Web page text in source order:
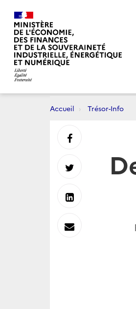
Accueil Trésor-Info
Partager
sur
Partager
sur
Partager
sur
Envoyer